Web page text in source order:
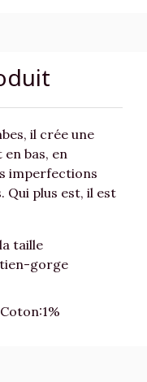
il crée une
bas, en
imperfections
Qui plus est, il est
taille
gorge